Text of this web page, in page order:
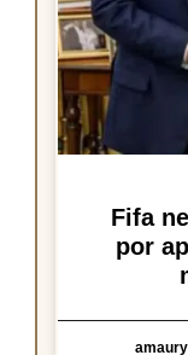
Fifa
por
amaury